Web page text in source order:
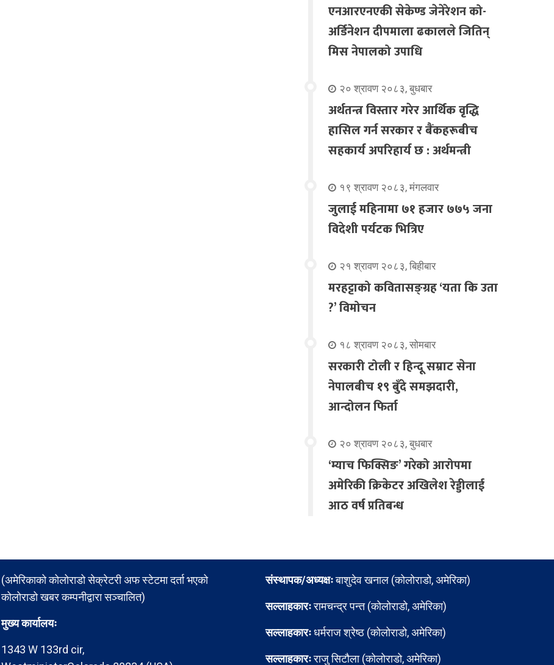
एनआरएनएकी सेकेण्ड जेनेरेशन को-
अर्डिनेशन दीपमाला ढकालले जितिन्
मिस नेपालको उपाधि
२० श्रावण २०८३, बुधबार
अर्थतन्त्र विस्तार गरेर आर्थिक वृद्धि
हासिल गर्न सरकार र बैंकहरूबीच
सहकार्य अपरिहार्य छ : अर्थमन्त्री
१९ श्रावण २०८३, मंगलवार
जुलाई महिनामा ७१ हजार ७७५ जना
विदेशी पर्यटक भित्रिए
२१ श्रावण २०८३, बिहीबार
मरहट्टाको कवितासङ्ग्रह ‘यता कि उता
?’ विमोचन
१८ श्रावण २०८३, सोमबार
सरकारी टोली र हिन्दू सम्राट सेना
नेपालबीच १९ बुँदे समझदारी,
आन्दोलन फिर्ता
२० श्रावण २०८३, बुधबार
‘म्याच फिक्सिङ’ गरेको आरोपमा
अमेरिकी क्रिकेटर अखिलेश रेड्डीलाई
आठ वर्ष प्रतिबन्ध
(अमेरिकाको कोलोराडो सेक्रेटरी अफ स्टेटमा दर्ता भएको
कोलोराडो खबर कम्पनीद्वारा सञ्चालित)
मुख्य कार्यालयः
1343 W 133rd cir,
संस्थापक/अध्यक्षःबाशुदेव खनाल (कोलोराडो, अमेरिका)
सल्लाहकारःरामचन्द्र पन्त (कोलोराडो, अमेरिका)
सल्लाहकारःधर्मराज श्रेष्ठ (कोलोराडो, अमेरिका)
सल्लाहकारःराजु सिटौला (कोलोराडो, अमेरिका)